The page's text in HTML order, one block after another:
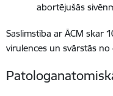
abortējušās
Saslimstība ar ĀCM skar
virulences un svārstās